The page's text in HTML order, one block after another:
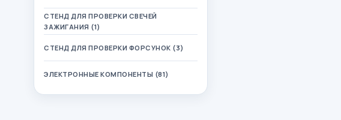
СТЕНД ДЛЯ ПРОВЕРКИ СВЕЧЕЙ
ЗАЖИГАНИЯ (1)
СТЕНД ДЛЯ ПРОВЕРКИ ФОРСУНОК (3)
ЭЛЕКТРОННЫЕ КОМПОНЕНТЫ (81)